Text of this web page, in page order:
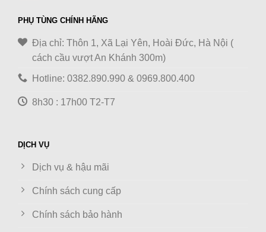
PHỤ TÙNG CHÍNH HÃNG
Địa chỉ: Thôn 1, Xã Lại Yên, Hoài Đức, Hà Nội (
cách cầu vượt An Khánh 300m)
Hotline: 0382.890.990 & 0969.800.400
8h30 : 17h00 T2-T7
DỊCH VỤ
Dịch vụ & hậu mãi
Chính sách cung cấp
Chính sách bảo hành